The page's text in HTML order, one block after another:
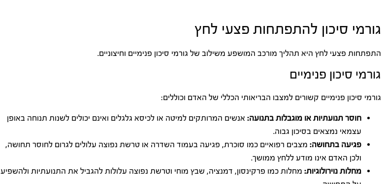
גורמי סיכון להתפתחות פצעי לחץ
התפתחות פצעי לחץ היא תהליך מורכב המושפע משילוב של גורמי סיכון פנימיים וחיצוניים.
גורמי סיכון פנימיים
גורמי סיכון פנימיים קשורים למצבו הבריאותי הכללי של האדם וכוללים:
חוסר תנועתיות או מוגבלות בתנועה: אנשים המרותקים למיטה או לכיסא גלגלים ואינם יכולים לשנות תנוחה באופן
עצמאי נמצאים בסיכון גבוה.
פגיעה בתחושה: מצבים רפואיים כמו סוכרת, פגיעה בעמוד השדרה או טרשת נפוצה עלולים לגרום לחוסר תחושה,
ולכן האדם אינו מודע ללחץ ממושך.
מחלות נוירולוגיות: מחלות כמו פרקינסון, דמנציה, שבץ מוחי וטרשת נפוצה עלולות להגביל את התנועתיות ולהשפיע